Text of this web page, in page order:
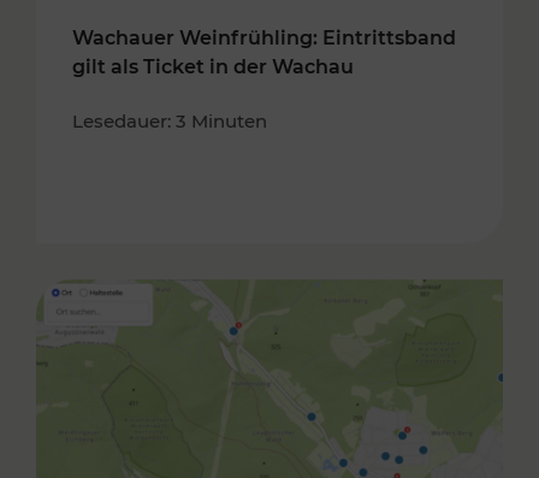
Wachauer Weinfrühling: Eintrittsband
gilt als Ticket in der Wachau
Lesedauer: 3 Minuten